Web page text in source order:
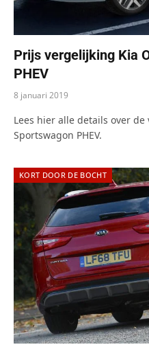
Prijs vergelijking Kia
PHEV
8 januari 2019
Lees hier alle details over
Sportswagon PHEV.
KORT DOOR DE BOCHT